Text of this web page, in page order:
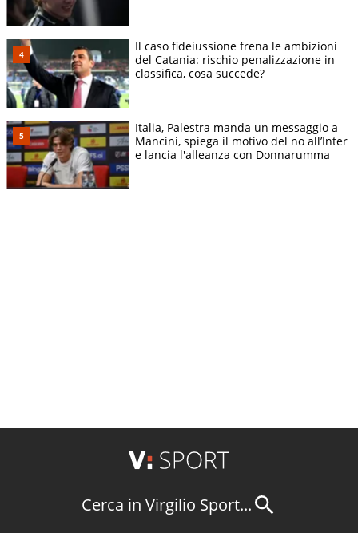
Il caso fideiussione frena le ambizioni
del Catania: rischio penalizzazione in
classifica, cosa succede?
Italia, Palestra manda un messaggio a
Mancini, spiega il motivo del no all’Inter
e lancia l'alleanza con Donnarumma
Cerca in Virgilio Sport...